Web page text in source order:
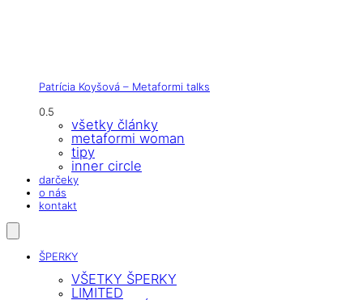
Patrícia Koyšová – Metaformi talks
všetky články
metaformi woman
tipy
inner circle
darčeky
o nás
kontakt
ŠPERKY
VŠETKY ŠPERKY
LIMITED